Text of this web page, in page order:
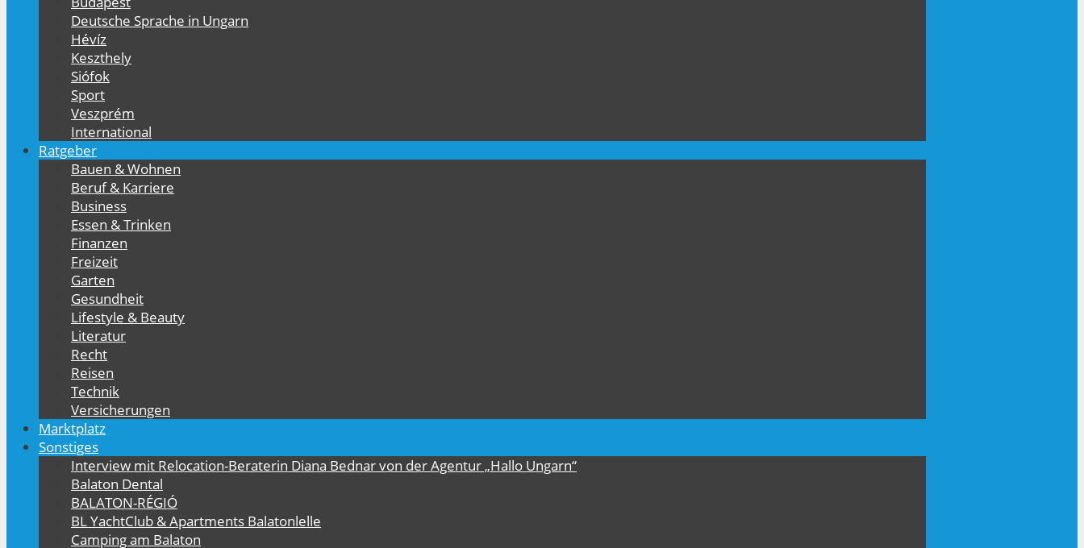
Deutsche Sprache in Ungarn
Hévíz
Keszthely
Siófok
Sport
Veszprém
International
Ratgeber
Bauen & Wohnen
Beruf & Karriere
Business
Essen & Trinken
Finanzen
Freizeit
Garten
Gesundheit
Lifestyle & Beauty
Literatur
Recht
Reisen
Technik
Versicherungen
Marktplatz
Sonstiges
Interview mit Relocation-Beraterin Diana Bednar von der Agentur „Hallo Ungarn“
Balaton Dental
BALATON-RÉGIÓ
BL YachtClub & Apartments Balatonlelle
Camping am Balaton